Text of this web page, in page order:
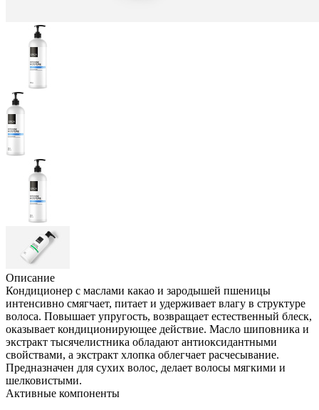
Описание
Кондиционер с маслами какао и зародышей пшеницы
интенсивно смягчает, питает и удерживает влагу в структуре
волоса. Повышает упругость, возвращает естественный блеск,
оказывает кондиционирующее действие. Масло шиповника и
экстракт тысячелистника обладают антиоксидантными
свойствами, а экстракт хлопка облегчает расчесывание.
Предназначен для сухих волос, делает волосы мягкими и
шелковистыми.
Активные компоненты